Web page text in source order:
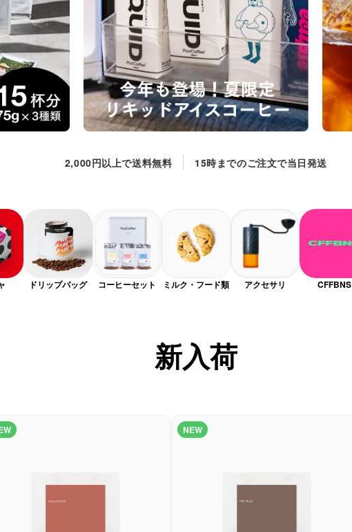
2,000円以上で送料無料 15時までのご注文で当日発送
ドリップバッグ コーヒーセット ミルク・フード類 アクセサリ CFFBNS
新入荷
NEW